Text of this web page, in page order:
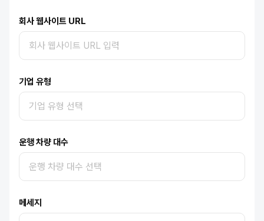
회사 웹사이트 URL
기업 유형
운행 차량 대수
메세지